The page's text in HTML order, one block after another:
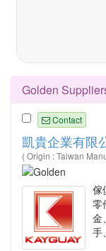
Golden
Contact
凱貴企業有限
( Origin : Taiwan
傢
零
金
手